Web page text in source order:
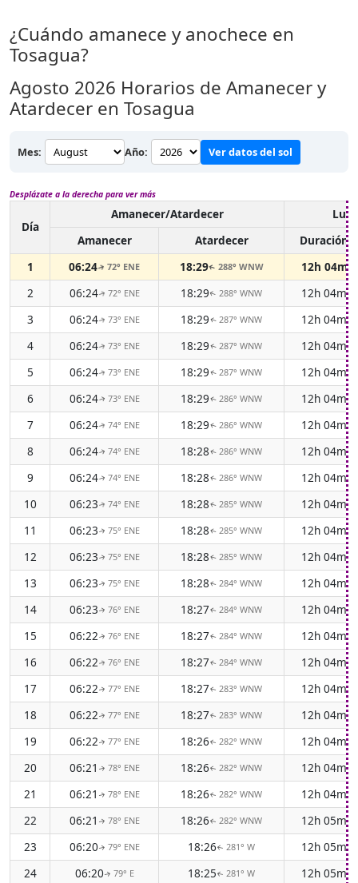
¿Cuándo amanece y anochece en
Tosagua?
Agosto 2026 Horarios de Amanecer y
Atardecer en Tosagua
Mes: Año: Ver datos del sol
Desplázate a la derecha para ver más
Día
Amanecer/Atardecer
Luz
Amanecer
Atardecer
Duración
1
06:24↑72° ENE 18:29↑ 288° WNW
12h 04m
2
06:24↑ 72° ENE 18:29↑ 288° WNW
12h 04m
3
06:24↑ 73° ENE 18:29↑ 287° WNW
12h 04m
4
06:24↑ 73° ENE 18:29↑ 287° WNW
12h 04m
5
06:24↑ 73° ENE 18:29↑ 287° WNW
12h 04m
6
06:24↑ 73° ENE 18:29↑ 286° WNW
12h 04m
7
06:24↑ 74° ENE 18:29↑ 286° WNW
12h 04m
8
06:24↑ 74° ENE 18:28↑ 286° WNW
12h 04m
9
06:24↑ 74° ENE 18:28↑ 286° WNW
12h 04m
10
06:23↑ 74° ENE 18:28↑ 285° WNW
12h 04m
11
06:23↑ 75° ENE 18:28↑ 285° WNW
12h 04m
12
06:23↑ 75° ENE 18:28↑ 285° WNW
12h 04m
13
06:23↑ 75° ENE 18:28↑ 284° WNW
12h 04m
14
06:23↑ 76° ENE 18:27↑ 284° WNW
12h 04m
15
06:22↑ 76° ENE 18:27↑ 284° WNW
12h 04m
16
06:22↑ 76° ENE 18:27↑ 284° WNW
12h 04m
17
06:22↑ 77° ENE 18:27↑ 283° WNW
12h 04m
18
06:22↑ 77° ENE 18:27↑ 283° WNW
12h 04m
19
06:22↑ 77° ENE 18:26↑ 282° WNW
12h 04m
20
06:21 ↑ 78° ENE 18:26↑ 282° WNW
12h 04m
21
06:21 ↑ 78° ENE 18:26↑ 282° WNW
12h 04m
22
06:21 ↑ 78° ENE 18:26↑ 282° WNW
12h 05m
23
06:20↑ 79° ENE 18:26↑ 281° W
12h 05m
24
06:20↑ 79° E 18:25↑ 281° W 12h 05m